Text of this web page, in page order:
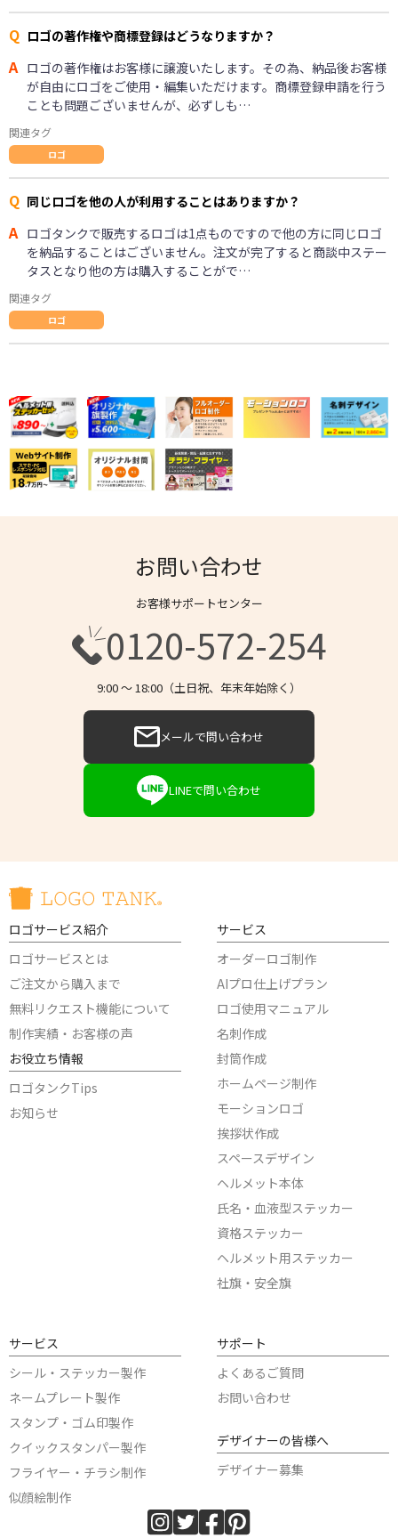
Q ロゴの著作権や商標登録はどうなりますか？
A ロゴの著作権はお客様に譲渡いたします。その為、納品後お客様
が自由にロゴをご使用・編集いただけます。商標登録申請を行う
ことも問題ございませんが、必ずしも…
関連タグ
ロゴ
Q 同じロゴを他の人が利用することはありますか？
A ロゴタンクで販売するロゴは1点ものですので他の方に同じロゴ
を納品することはございません。注文が完了すると商談中ステー
タスとなり他の方は購入することがで…
関連タグ
ロゴ
お問い合わせ
お客様サポートセンター
0120-572-254
9:00 〜 18:00（土日祝、年末年始除く）
メールで問い合わせ
LINEで問い合わせ
ロゴサービス紹介
ロゴサービスとは
ご注文から購入まで
無料リクエスト機能について
制作実績・お客様の声
お役立ち情報
ロゴタンクTips
お知らせ
サービス
オーダーロゴ制作
AIプロ仕上げプラン
ロゴ使用マニュアル
名刺作成
封筒作成
ホームページ制作
モーションロゴ
挨拶状作成
スペースデザイン
ヘルメット本体
氏名・血液型ステッカー
資格ステッカー
ヘルメット用ステッカー
社旗・安全旗
サービス
シール・ステッカー製作
ネームプレート製作
スタンプ・ゴム印製作
クイックスタンパー製作
フライヤー・チラシ制作
似顔絵制作
サポート
よくあるご質問
お問い合わせ
デザイナーの皆様へ
デザイナー募集